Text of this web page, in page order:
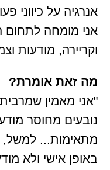
אנרגיה על כיווני
אני מומחה לתחום
וקריירה, מודעות
מה זאת אומרת?
"אני מאמין
נובעים מחוסר
מתאימות...
באופן אישי ולא